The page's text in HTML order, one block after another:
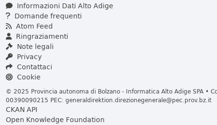
Informazioni Dati Alto Adige
Domande frequenti
Atom Feed
Ringraziamenti
Note legali
Privacy
Contattaci
Cookie
© 2025 Provincia autonoma di Bolzano - Informatica Alto Adige SPA •
00390090215 PEC: generaldirektion.direzionegenerale@pec.prov.bz.it
CKAN API
Open Knowledge Foundation